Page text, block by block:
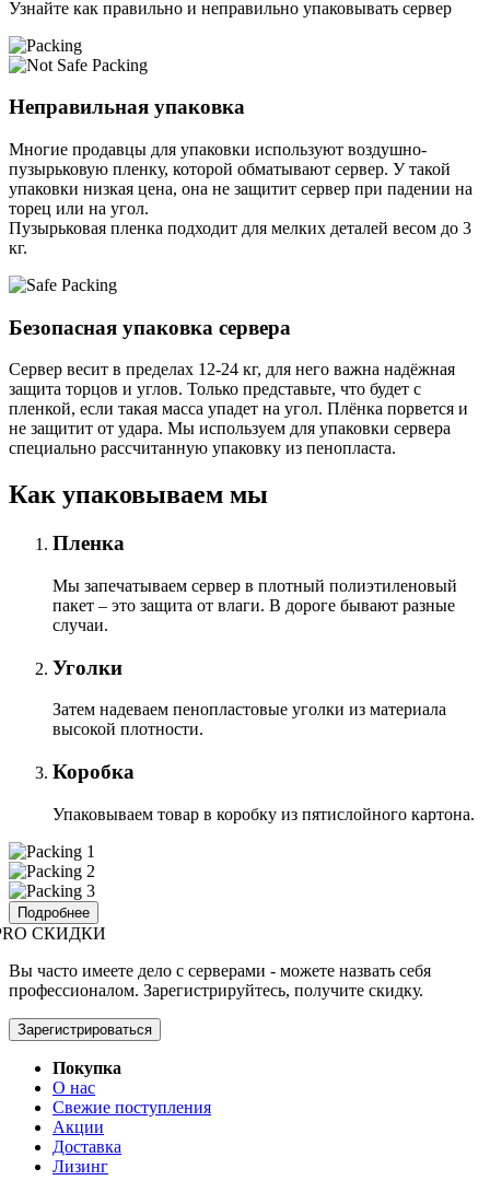
Узнайте как правильно и неправильно упаковывать сервер
Неправильная упаковка
Многие продавцы для упаковки используют воздушно-
пузырьковую пленку, которой обматывают сервер. У такой
упаковки низкая цена, она не защитит сервер при падении на
торец или на угол.
Пузырьковая пленка подходит для мелких деталей весом до 3
кг.
Безопасная упаковка сервера
Сервер весит в пределах 12-24 кг, для него важна надёжная
защита торцов и углов. Только представьте, что будет с
пленкой, если такая масса упадет на угол. Плёнка порвется и
не защитит от удара. Мы используем для упаковки сервера
специально расcчитанную упаковку из пенопласта.
Как упаковываем мы
Пленка
Мы запечатываем сервер в плотный полиэтиленовый
пакет – это защита от влаги. В дороге бывают разные
случаи.
Уголки
Затем надеваем пенопластовые уголки из материала
высокой плотности.
Коробка
Упаковываем товар в коробку из пятислойного картона.
Подробнее
СКИДКИ
Вы часто имеете дело с серверами - можете назвать себя
профессионалом. Зарегистрируйтесь, получите скидку.
Зарегистрироваться
Покупка
О нас
Свежие поступления
Акции
Доставка
Лизинг